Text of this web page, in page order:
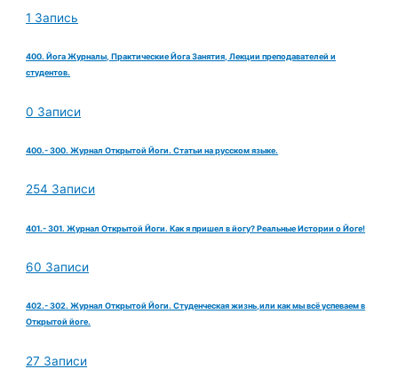
1 Запись
400. Йога Журналы, Практические Йога Занятия, Лекции преподавателей и
студентов.
0 Записи
400.- 300. Журнал Открытой Йоги. Статьи на русском языке.
254 Записи
401.- 301. Журнал Открытой Йоги. Как я пришел в йогу? Реальные Истории о Йоге!
60 Записи
402.- 302. Журнал Открытой Йоги. Студенческая жизнь,или как мы всё успеваем в
Открытой йоге.
27 Записи